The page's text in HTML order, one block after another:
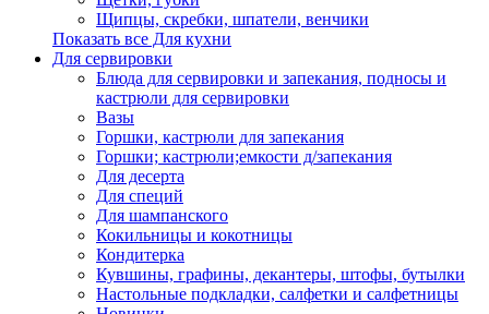
Щипцы, скребки, шпатели, венчики
Показать все Для кухни
Для сервировки
Блюда для сервировки и запекания, подносы и
кастрюли для сервировки
Вазы
Горшки, кастрюли для запекания
Горшки; кастрюли;емкости д/запекания
Для десерта
Для специй
Для шампанского
Кокильницы и кокотницы
Кондитерка
Кувшины, графины, декантеры, штофы, бутылки
Настольные подкладки, салфетки и салфетницы